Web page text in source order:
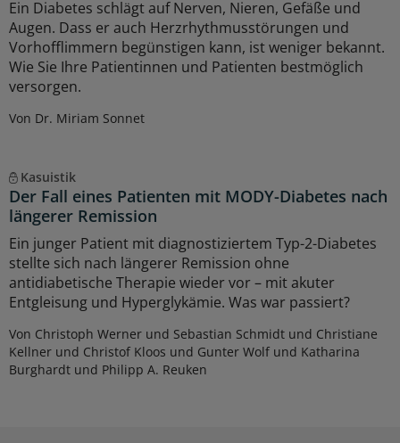
Ein Diabetes schlägt auf Nerven, Nieren, Gefäße und
Augen. Dass er auch Herzrhythmusstörungen und
Vorhofflimmern begünstigen kann, ist weniger bekannt.
Wie Sie Ihre Patientinnen und Patienten bestmöglich
versorgen.
Von Dr. Miriam Sonnet
Kasuistik
Der Fall eines Patienten mit MODY-Diabetes nach
längerer Remission
Ein junger Patient mit diagnostiziertem Typ-2-Diabetes
stellte sich nach längerer Remission ohne
antidiabetische Therapie wieder vor – mit akuter
Entgleisung und Hyperglykämie. Was war passiert?
Von Christoph Werner und Sebastian Schmidt und Christiane
Kellner und Christof Kloos und Gunter Wolf und Katharina
Burghardt und Philipp A. Reuken